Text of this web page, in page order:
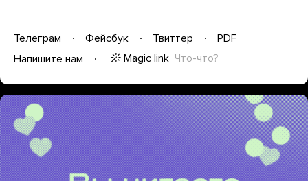
Телеграм Фейсбук Твиттер
PDF
Напишите нам
Magic link Что-что?